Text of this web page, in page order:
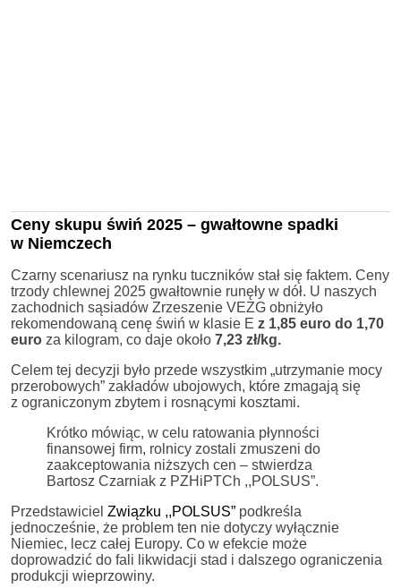
Ceny skupu świń 2025 – gwałtowne spadki
w Niemczech
Czarny scenariusz na rynku tuczników stał się faktem. Ceny
trzody chlewnej 2025 gwałtownie runęły w dół. U naszych
zachodnich sąsiadów Zrzeszenie VEZG obniżyło
rekomendowaną cenę świń w klasie E z 1,85 euro do 1,70
euro za kilogram, co daje około 7,23 zł/kg.
Celem tej decyzji było przede wszystkim „utrzymanie mocy
przerobowych” zakładów ubojowych, które zmagają się
z ograniczonym zbytem i rosnącymi kosztami.
Krótko mówiąc, w celu ratowania płynności
finansowej firm, rolnicy zostali zmuszeni do
zaakceptowania niższych cen – stwierdza
Bartosz Czarniak z PZHiPTCh ,,POLSUS”.
Przedstawiciel Związku ,,POLSUS” podkreśla
jednocześnie, że problem ten nie dotyczy wyłącznie
Niemiec, lecz całej Europy. Co w efekcie może
doprowadzić do fali likwidacji stad i dalszego ograniczenia
produkcji wieprzowiny.